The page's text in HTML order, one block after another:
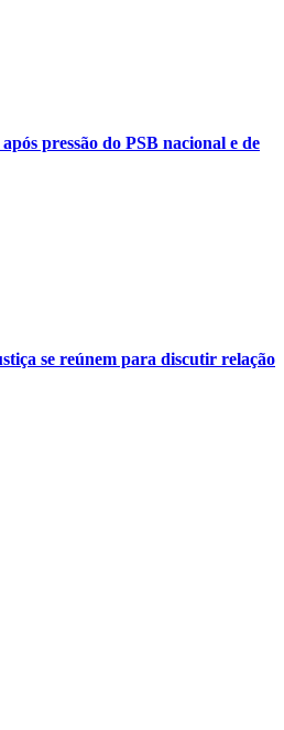
pressão do PSB nacional e de
se reúnem para discutir relação